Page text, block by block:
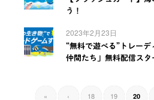
う！
2023年2月23日
“無料で遊べる”トレー
仲間たち」無料配信スタ
« ‹ 18 19 20